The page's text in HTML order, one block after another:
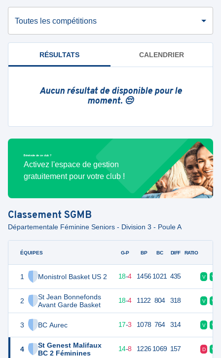
Toutes les compétitions
RÉSULTATS CALENDRIER
Aucun résultat de disponible pour le
moment. 😔
Bénévole de ce club ?
Activez l'espace de gestion
gratuitement pour votre club !
Classement SGMB
Départementale Féminine Seniors - Division 3 - Poule A
ÉQUIPES
1 Monistrol Basket US 2
2
St Jean Bonnefonds
Avant Garde Basket
3 BC Aurec
4
St Genest Malifaux
BC 2 Féminines
G-P BP BC DIFF RATIO
40 22 18-4 1456 1021 435 V V
40 18-4 1122 804 318 V V
17-3 1078 764 314 V V
36 14-8 1226 1069 157 D V